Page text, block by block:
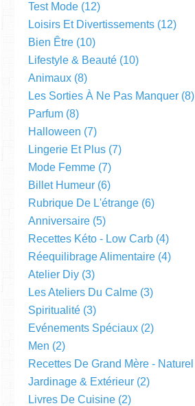
Test Mode (12)
Loisirs Et Divertissements (12)
Bien Être (10)
Lifestyle & Beauté (10)
Animaux (8)
Les Sorties À Ne Pas Manquer (8)
Parfum (8)
Halloween (7)
Lingerie Et Plus (7)
Mode Femme (7)
Billet Humeur (6)
Rubrique De L'étrange (6)
Anniversaire (5)
Recettes Kéto - Low Carb (4)
Réequilibrage Alimentaire (4)
Atelier Diy (3)
Les Ateliers Du Calme (3)
Spiritualité (3)
Evénements Spéciaux (2)
Men (2)
Recettes De Grand Mère - Naturel
Jardinage & Extérieur (2)
Livres De Cuisine (2)